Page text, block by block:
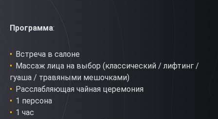
Программа:
Встреча в салоне
Массаж лица на выбор (классический / лифтинг /
гуаша / травяными мешочками)
Расслабляющая чайная церемония
1 персона
1 час